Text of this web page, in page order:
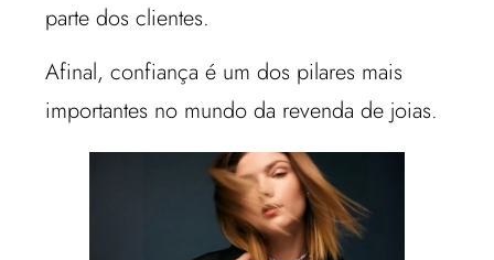
parte dos clientes.
Afinal, confiança é um dos pilares mais
importantes no mundo da revenda de joias.